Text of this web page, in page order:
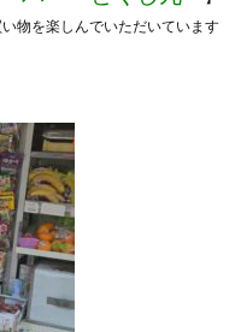
物を楽しんでいただいています